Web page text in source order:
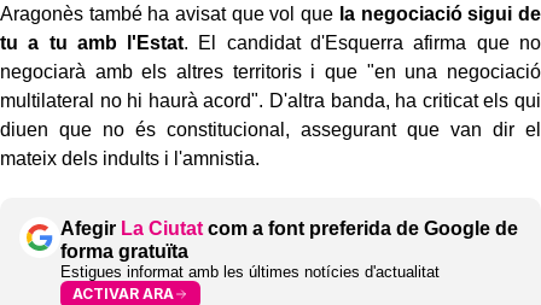
Aragonès també ha avisat que vol que la negociació sigui de
tu a tu amb l'Estat. El candidat d'Esquerra afirma que no
negociarà amb els altres territoris i que "en una negociació
multilateral no hi haurà acord". D'altra banda, ha criticat els qui
diuen que no és constitucional, assegurant que van dir el
mateix dels indults i l'amnistia.
Afegir La Ciutat com a font preferida de Google de
forma gratuïta
Estigues informat amb les últimes notícies d'actualitat
ACTIVAR ARA